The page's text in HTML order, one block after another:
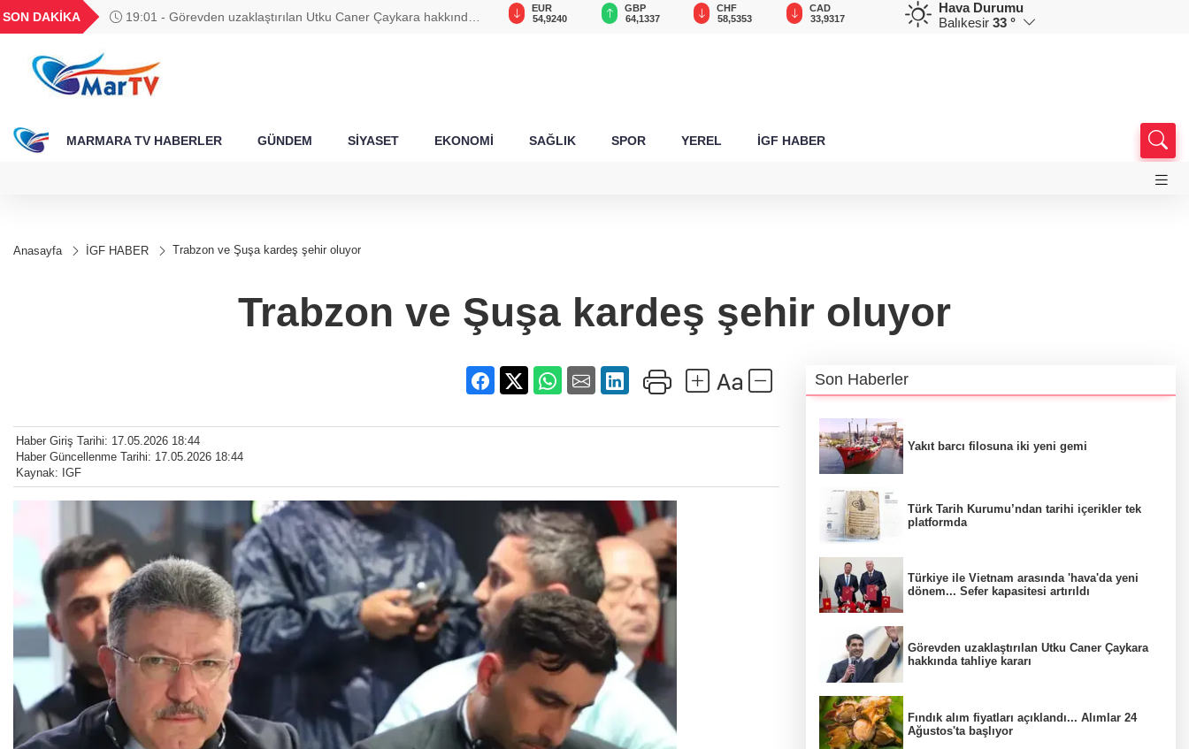
SON DAKİKA
19:01 - Görevden uzaklaştırılan Utku Caner Çaykara hakkında
BGN
28,0626
0,0018
6.489,27
13.798,82
47,5892
EUR
54,9240
GBP
64,1337
CHF
58,5353
CAD
33,9317
RUB
0,5831
AED
12,9559
Hava Durumu
Balıkesir 33 °
MARMARA TV HABERLER GÜNDEM SİYASET EKONOMİ SAĞLIK SPOR YEREL İGF HABER
Anasayfa İGF HABER Trabzon ve Şuşa kardeş şehir oluyor
Trabzon ve Şuşa kardeş şehir oluyor
Haber Giriş Tarihi: 17.05.2026 18:44
Haber Güncellenme Tarihi: 17.05.2026 18:44
Kaynak: IGF
Son Haberler
Yakıt barcı filosuna iki yeni gemi
Türk Tarih Kurumu’ndan tarihi içerikler tek
platformda
Türkiye ile Vietnam arasında 'hava'da yeni
dönem... Sefer kapasitesi artırıldı
Görevden uzaklaştırılan Utku Caner Çaykara
hakkında tahliye kararı
Fındık alım fiyatları açıklandı... Alımlar 24
Ağustos'ta başlıyor